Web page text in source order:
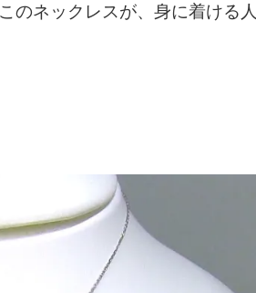
のネックレスが、身に着ける人